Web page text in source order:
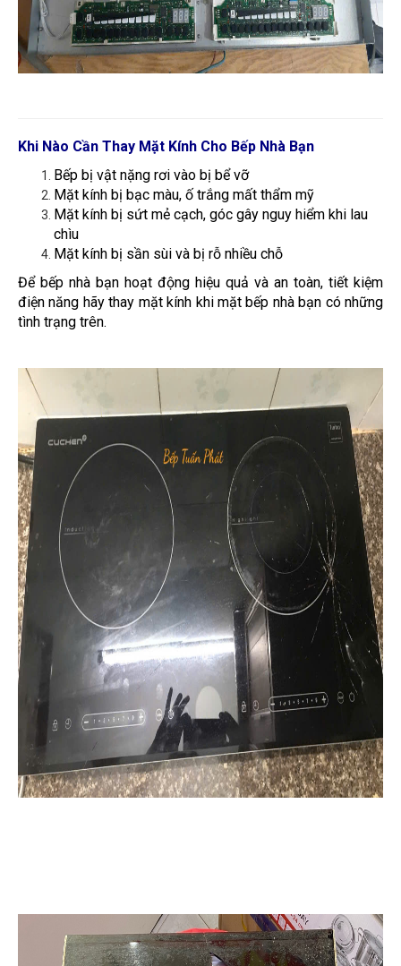
Khi Nào Cần Thay Mặt Kính Cho Bếp Nhà Bạn
Bếp bị vật nặng rơi vào bị bể vỡ
Mặt kính bị bạc màu, ố trắng mất thẩm mỹ
Mặt kính bị sứt mẻ cạch, góc gây nguy hiểm khi lau
chìu
Mặt kính bị sần sùi và bị rỗ nhiều chỗ
Để bếp nhà bạn hoạt động hiệu quả và an toàn, tiết kiệm
điện năng hãy thay mặt kính khi mặt bếp nhà bạn có những
tình trạng trên.